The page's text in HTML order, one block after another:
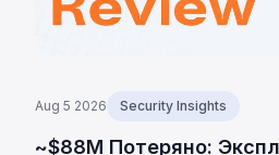
Aug 5 2026 Security Insights
~$88M Потеряно: